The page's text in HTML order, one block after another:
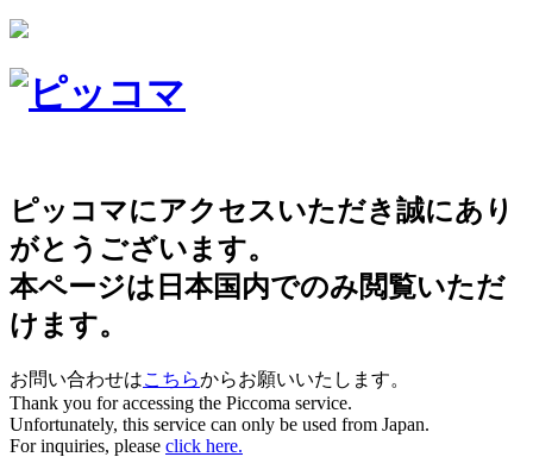
ピッコマにアクセスいただき誠にあり
がとうございます。
本ページは日本国内でのみ閲覧いただ
けます。
お問い合わせはこちらからお願いいたします。
Thank you for accessing the Piccoma service.
Unfortunately, this service can only be used from Japan.
For inquiries, please click here.